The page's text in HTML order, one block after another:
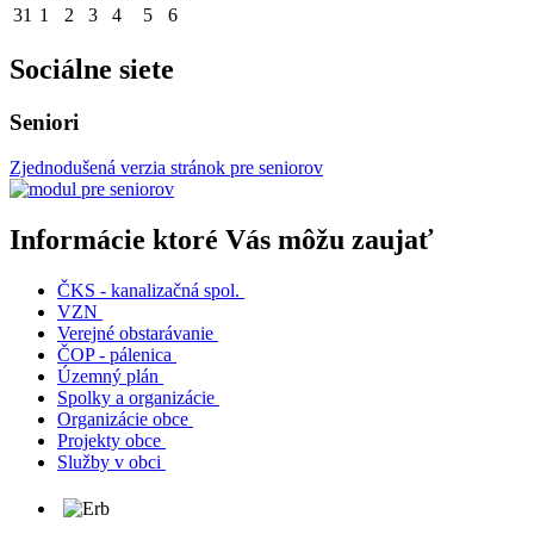
31 1 2 3 4 5 6
Sociálne siete
Seniori
Zjednodušená verzia stránok pre seniorov
Informácie ktoré Vás môžu zaujať
ČKS - kanalizačná spol.
VZN
Verejné obstarávanie
ČOP - pálenica
Územný plán
Spolky a organizácie
Organizácie obce
Projekty obce
Služby v obci